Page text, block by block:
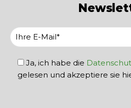
Ja, ich habe die
gelesen und akzeptiere sie